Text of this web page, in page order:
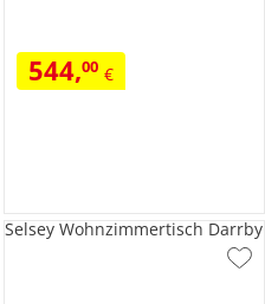
544,00 €
Selsey Wohnzimmertisch Darrby